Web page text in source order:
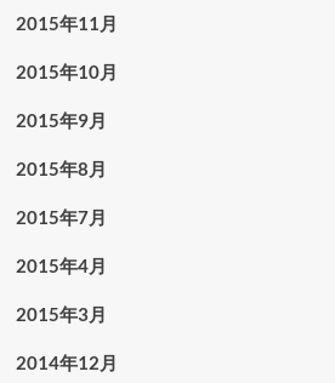
2015年11月
2015年10月
2015年9月
2015年8月
2015年7月
2015年4月
2015年3月
2014年12月